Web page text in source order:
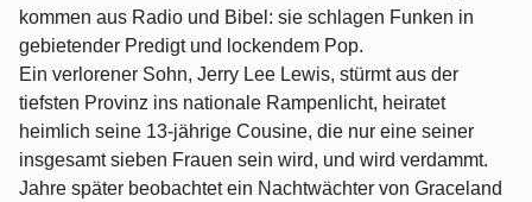
kommen aus Radio und Bibel: sie schlagen Funken in
gebietender Predigt und lockendem Pop.
Ein verlorener Sohn, Jerry Lee Lewis, stürmt aus der
tiefsten Provinz ins nationale Rampenlicht, heiratet
heimlich seine 13-jährige Cousine, die nur eine seiner
insgesamt sieben Frauen sein wird, und wird verdammt.
Jahre später beobachtet ein Nachtwächter von Graceland